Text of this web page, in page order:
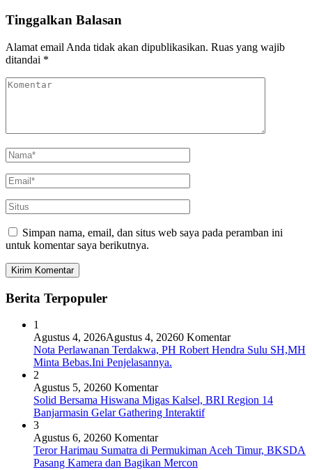
Tinggalkan Balasan
Alamat email Anda tidak akan dipublikasikan. Ruas yang wajib
ditandai *
Simpan nama, email, dan situs web saya pada peramban ini
untuk komentar saya berikutnya.
Berita Terpopuler
1
Agustus 4, 2026Agustus 4, 20260 Komentar
Nota Perlawanan Terdakwa, PH Robert Hendra Sulu SH,MH
Minta Bebas.Ini Penjelasannya.
2
Agustus 5, 20260 Komentar
Solid Bersama Hiswana Migas Kalsel, BRI Region 14
Banjarmasin Gelar Gathering Interaktif
3
Agustus 6, 20260 Komentar
Teror Harimau Sumatra di Permukiman Aceh Timur, BKSDA
Pasang Kamera dan Bagikan Mercon